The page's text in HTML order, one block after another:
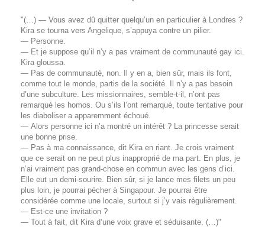
"(…) — Vous avez dû quitter quelqu’un en particulier à Londres ?
Kira se tourna vers Angelique, s’appuya contre un pilier.
— Personne.
— Et je suppose qu’il n’y a pas vraiment de communauté gay ici.
Kira gloussa.
— Pas de communauté, non. Il y en a, bien sûr, mais ils font,
comme tout le monde, partis de la société. Il n’y a pas besoin
d’une subculture. Les missionnaires, semble-t-il, n’ont pas
remarqué les homos. Ou s’ils l’ont remarqué, toute tentative pour
les diaboliser a apparemment échoué.
— Alors personne ici n’a montré un intérêt ? La princesse serait
une bonne prise.
— Pas à ma connaissance, dit Kira en riant. Je crois vraiment
que ce serait on ne peut plus inapproprié de ma part. En plus, je
n’ai vraiment pas grand-chose en commun avec les gens d’ici.
Elle eut un demi-sourire. Bien sûr, si je lance mes filets un peu
plus loin, je pourrai pécher à Singapour. Je pourrai être
considérée comme une locale, surtout si j’y vais régulièrement.
— Est-ce une invitation ?
— Tout à fait, dit Kira d’une voix grave et séduisante. (…)"